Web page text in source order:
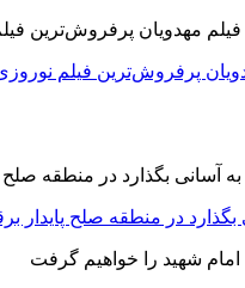
پرفروش‌ترین فیلم
در منطقه صلح پایدار